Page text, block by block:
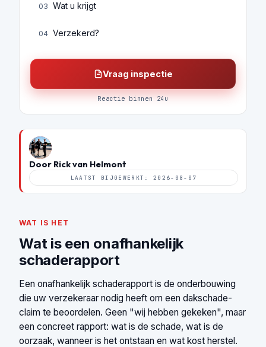
03 Wat u krijgt
04 Verzekerd?
Vraag inspectie
Reactie binnen 24u
Door Rick van Helmont
LAATST BIJGEWERKT: 2026-08-07
WAT IS HET
Wat is een onafhankelijk
schaderapport
Een onafhankelijk schaderapport is de onderbouwing
die uw verzekeraar nodig heeft om een dakschade-
claim te beoordelen. Geen "wij hebben gekeken", maar
een concreet rapport: wat is de schade, wat is de
oorzaak, wanneer is het ontstaan en wat kost herstel.